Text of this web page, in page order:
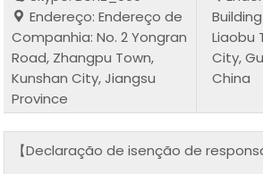
Endereço: Endereço de
Companhia: No. 2 Yongran
Road, Zhangpu Town,
Kunshan City, Jiangsu
Province
Liaobu
City,
China
【Declaração de isenção de